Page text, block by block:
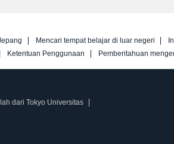
Mencari tempat belajar di luar negeri
Ketentuan Penggunaan
Pemberitahuan
dari Tokyo Universitas